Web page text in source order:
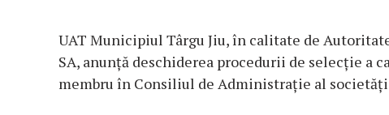
UAT Municipiul Târgu Jiu, în calitate de
SA, anunță deschiderea procedurii de selecție a
membru în Consiliul de Administrație al